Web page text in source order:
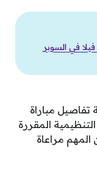
في السوبر
تفاصيل مباراة
المقررة
المهم مراعاة